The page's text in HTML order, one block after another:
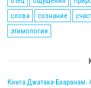
слова
сознание
этимология
Книга Джатака-